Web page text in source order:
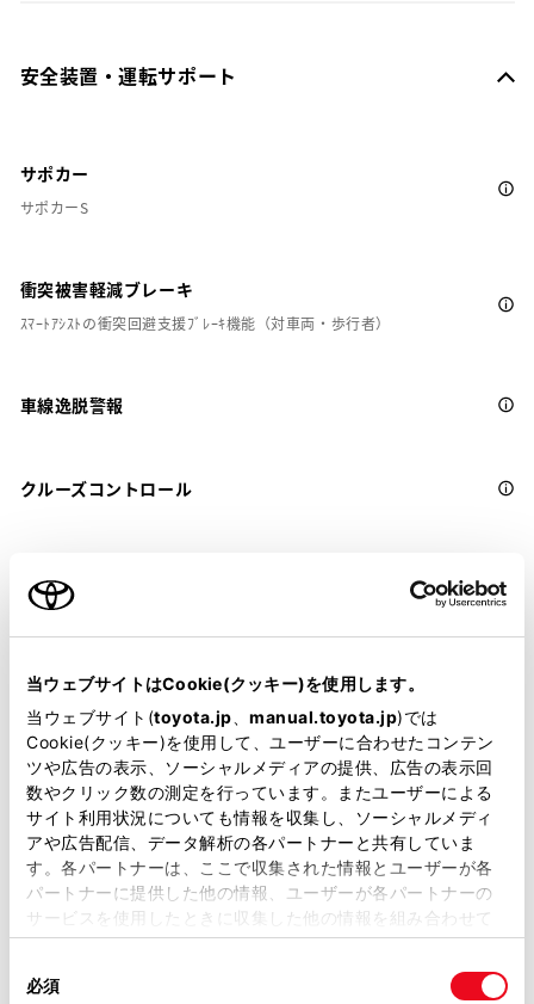
当ウェブサイトはCookie(クッキー)を使用します。
当ウェブサイト(toyota.jp manual.toyota.jp)では
Cookie(クッキー)を使用して、ユーザーに合わせたコンテン
ツや広告の表示、ソーシャルメディアの提供、広告の表示回
数やクリック数の測定を行っています。またユーザーによる
サイト利用状況についても情報を収集し、ソーシャルメディ
アや広告配信、データ解析の各パートナーと共有していま
す。各パートナーは、ここで収集された情報とユーザーが各
パートナーに提供した他の情報、ユーザーが各パートナーの
サービスを使用したときに収集した他の情報を組み合わせて
使用することがあります。当ウェブサイトの使用を続行する
必須
安全装置・運転サポート
サポカー
サポカーS
衝突被害軽減ブレーキ
ｽﾏｰﾄｱｼｽﾄの衝突回避支援ﾌﾞﾚｰｷ機能（対車両・歩行者）
車線逸脱警報
クルーズコントロール
ドライブレコーダー
※ 記録媒体(SDカード等)は別途ご購入いただく場合がございます
ペダル踏み間違い急発進抑制装置
ｲﾝﾃﾘｼﾞｪﾝﾄｸﾘｱﾗﾝｽｿﾅｰ・ｽﾏｰﾄｱｼｽﾄ